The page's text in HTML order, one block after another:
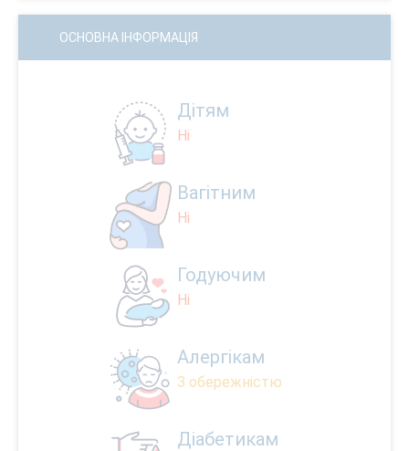
ОСНОВНА ІНФОРМАЦІЯ
Дітям
Ні
Вагітним
Ні
Годуючим
Ні
Алергікам
З обережністю
Діабетикам